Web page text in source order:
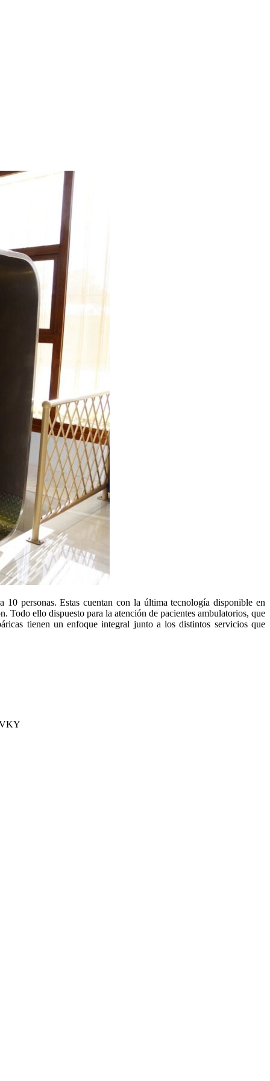
personas. Estas cuentan con la última tecnología disponible en
Todo ello dispuesto para la atención de pacientes ambulatorios, que
tienen un enfoque integral junto a los distintos servicios que